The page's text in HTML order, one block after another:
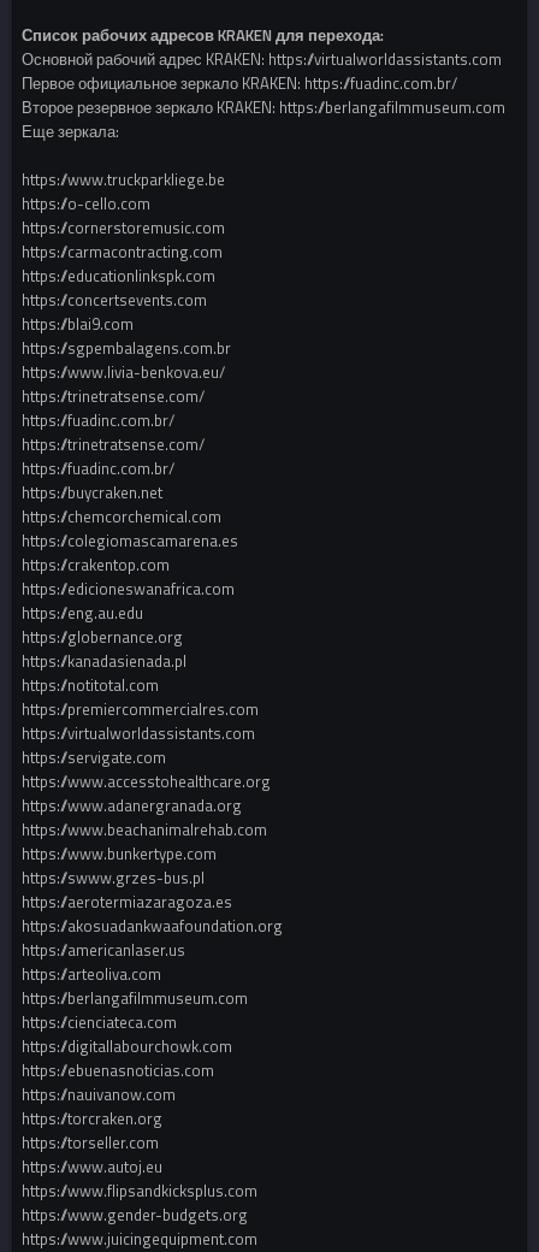
Список рабочих адресов KRAKEN для перехода:
Основной рабочий адрес KRAKEN: https://virtualworldassistants.com
Первое официальное зеркало KRAKEN: https://fuadinc.com.br/
Второе резервное зеркало KRAKEN: https://berlangafilmmuseum.com
Еще зеркала:
https://www.truckparkliege.be
https://o-cello.com
https://cornerstoremusic.com
https://carmacontracting.com
https://educationlinkspk.com
https://concertsevents.com
https://blai9.com
https://sgpembalagens.com.br
https://www.livia-benkova.eu/
https://trinetratsense.com/
https://fuadinc.com.br/
https://trinetratsense.com/
https://fuadinc.com.br/
https://buycraken.net
https://chemcorchemical.com
https://colegiomascamarena.es
https://crakentop.com
https://edicioneswanafrica.com
https://eng.au.edu
https://globernance.org
https://kanadasienada.pl
https://notitotal.com
https://premiercommercialres.com
https://virtualworldassistants.com
https://servigate.com
https://www.accesstohealthcare.org
https://www.adanergranada.org
https://www.beachanimalrehab.com
https://www.bunkertype.com
https://swww.grzes-bus.pl
https://aerotermiazaragoza.es
https://akosuadankwaafoundation.org
https://americanlaser.us
https://arteoliva.com
https://berlangafilmmuseum.com
https://cienciateca.com
https://digitallabourchowk.com
https://ebuenasnoticias.com
https://nauivanow.com
https://torcraken.org
https://torseller.com
https://www.autoj.eu
https://www.flipsandkicksplus.com
https://www.gender-budgets.org
https://www.juicingequipment.com